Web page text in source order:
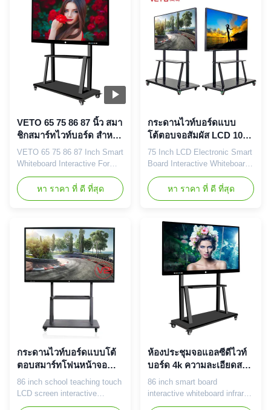
combines HD display, multi-
touch functionality, and
wireless connectivity to
provide an all-in-one solution
for education, meetings, and
combines HD display, multi-
touch functionality, and
wireless connectivity to
provide an all-in-one solution
for education, ...
VETO 65 75 86 87 นิ้ว สมา
ชิกสมาร์ทไวท์บอร์ด สําหรับ
โรงเรียน 4k touch screen
สมาชิกบอร์ด LCD display
VETO 65 75 86 87 Inch Smart
Whiteboard Interactive For
School 4k Touch Screen
Interactive Board Lcd Display
Product Features: ●
sandblasted and anodized
surface progress, and
strength metal sheet back
cover for heat sinking ●
Professional display: TFT HD
หา ราคา ที่ ดี ที่สุด
กระดานไวท์บอร์ดแบบ
โต้ตอบจอสัมผัส LCD 10
จุดสัมผัสสำหรับห้องเรียน
มัลติมีเดีย
75 Inch LCD Electronic Smart
Board Interactive Whiteboard
For Multi Media Classroom
Hot selling points among the
market: 1. All in
projector, TV, speaker,
advertising machine,
multifunction in one
equipment. 2. Support 10
points IR touch:Adopt super
sensitive touch panel, ...
หา ราคา ที่ ดี ที่สุด
กระดานไวท์บอร์ดแบบโต้
ตอบสมาร์ทโฟนหน้าจอ
LCD กระดานดิจิตอลแบบ
โต้ตอบ 195 (H) * 1066 (V)
86 inch school teaching touch
LCD screen interactive
whiteboard 86 inch LCD
ห้องประชุมจอแอลซีดีไวท์
บอร์ด 4k ความละเอียดสมา
ร์ทบอร์ดแบบโต้ตอบ
86 inch smart board
interactive whiteboard infrared
interactive whiteboard for